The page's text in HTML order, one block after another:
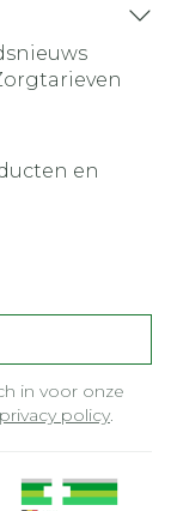
en
in voor onze
privacy policy.